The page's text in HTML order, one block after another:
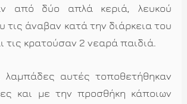
από δύο απλά κεριά, λευκού
τις άναβαν κατά την διάρκεια του
τις κρατούσαν 2 νεαρά παιδιά.
λαμπάδες αυτές τοποθετήθηκαν
και με την προσθήκη κάποιων